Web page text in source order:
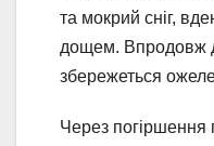
та мокрий сніг,
дощем. Впродовж
збережеться
Через погіршення